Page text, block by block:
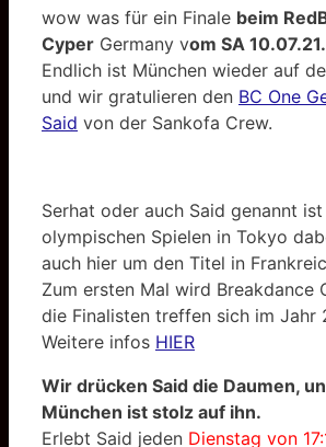
wow was für ein Finale beim
Cyper Germany vom SA 10.07.21.
Endlich ist München wieder auf
und wir gratulieren den BC One
Said von der Sankofa Crew.
Serhat oder auch Said genannt
olympischen Spielen in Tokyo
auch hier um den Titel in
Zum ersten Mal wird Breakdance
die Finalisten treffen sich im Jahr
Weitere infos HIER
Wir drücken Said die Daumen,
München ist stolz auf ihn.
Erlebt Said jeden Dienstag von